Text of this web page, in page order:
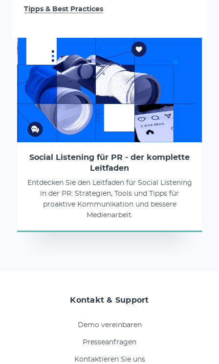
Tipps & Best Practices
Social Listening für PR - der komplette
Leitfaden
Entdecken Sie den Leitfaden für Social Listening
in der PR: Strategien, Tools und Tipps für
proaktive Kommunikation und bessere
Medienarbeit.
Kontakt & Support
Demo vereinbaren
Presseanfragen
Kontaktieren Sie uns